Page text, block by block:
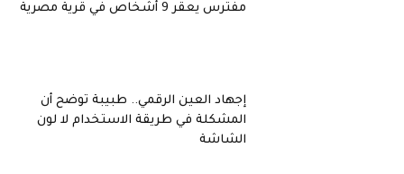
مفترس يعقر 9 أشخاص في قرية مصرية
إجهاد العين الرقمي.. طبيبة توضح أن
المشكلة في طريقة الاستخدام لا لون
الشاشة